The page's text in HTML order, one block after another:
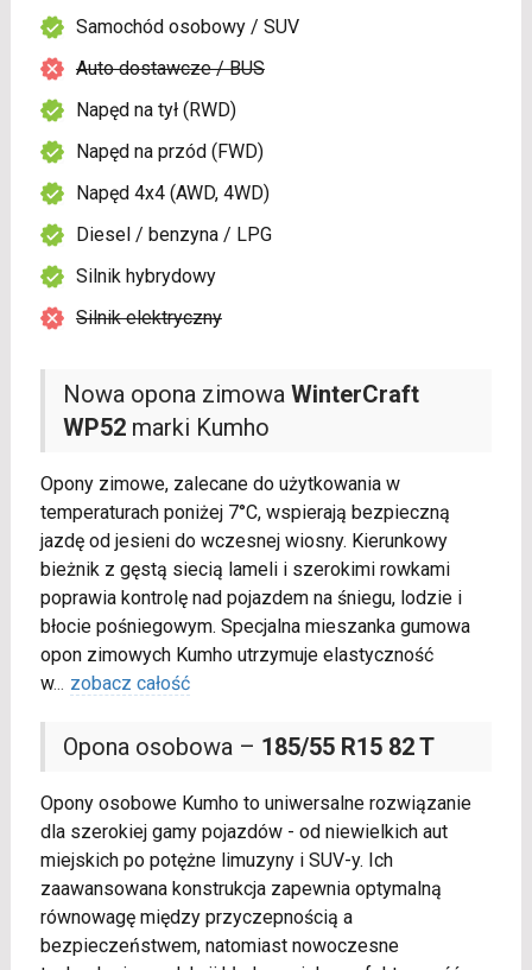
Nowa opona zimowa WinterCraft
WP52marki Kumho
Opony zimowe, zalecane do użytkowania w
temperaturach poniżej 7°C, wspierają bezpieczną
jazdę od jesieni do wczesnej wiosny. Kierunkowy
bieżnik z gęstą siecią lameli i szerokimi rowkami
poprawia kontrolę nad pojazdem na śniegu, lodzie i
błocie pośniegowym. Specjalna mieszanka gumowa
opon zimowych Kumho utrzymuje elastyczność
w... zobacz całość
Opona osobowa – 185/55 R15 82 T
Opony osobowe Kumho to uniwersalne rozwiązanie
dla szerokiej gamy pojazdów - od niewielkich aut
miejskich po potężne limuzyny i SUV-y. Ich
zaawansowana konstrukcja zapewnia optymalną
równowagę między przyczepnością a
bezpieczeństwem, natomiast nowoczesne
Samochód osobowy / SUV
Auto dostawcze / BUS
Napęd na tył (RWD)
Napęd na przód (FWD)
Napęd 4x4 (AWD, 4WD)
Diesel / benzyna / LPG
Silnik hybrydowy
Silnik elektryczny